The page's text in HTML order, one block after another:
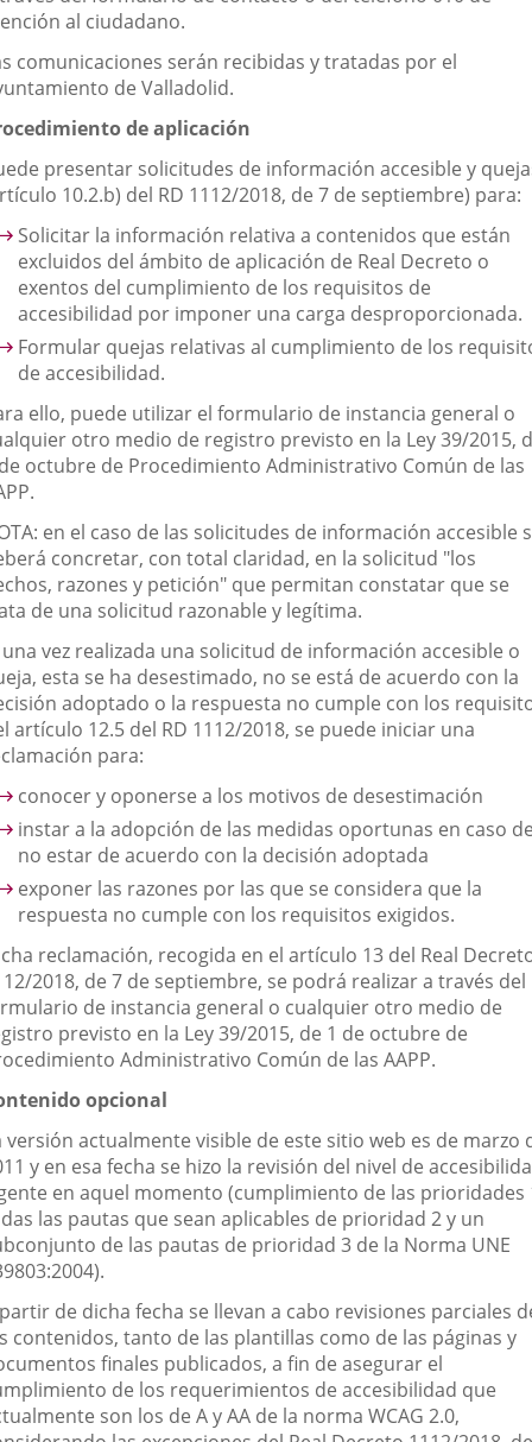
al ciudadano.
comunicaciones serán recibidas y tratadas por el
de Valladolid.
de aplicación
presentar solicitudes de información accesible y
10.2.b) del RD 1112/2018, de 7 de septiembre) para:
Solicitar la información relativa a contenidos que están
excluidos del ámbito de aplicación de Real Decreto o
exentos del cumplimiento de los requisitos de
accesibilidad por imponer una carga desproporcionada.
Formular quejas relativas al cumplimiento de los
de accesibilidad.
ello, puede utilizar el formulario de instancia general o
otro medio de registro previsto en la Ley 39/2015,
octubre de Procedimiento Administrativo Común de las
en el caso de las solicitudes de información accesible
concretar, con total claridad, en la solicitud "los
razones y petición" que permitan constatar que se
de una solicitud razonable y legítima.
una vez realizada una solicitud de información accesible o
esta se ha desestimado, no se está de acuerdo con la
adoptado o la respuesta no cumple con los
artículo 12.5 del RD 1112/2018, se puede iniciar una
para:
conocer y oponerse a los motivos de desestimación
instar a la adopción de las medidas oportunas en caso
no estar de acuerdo con la decisión adoptada
exponer las razones por las que se considera que la
respuesta no cumple con los requisitos exigidos.
reclamación, recogida en el artículo 13 del Real
2018, de 7 de septiembre, se podrá realizar a través del
de instancia general o cualquier otro medio de
previsto en la Ley 39/2015, de 1 de octubre de
Administrativo Común de las AAPP.
opcional
versión actualmente visible de este sitio web es de marzo
y en esa fecha se hizo la revisión del nivel de
en aquel momento (cumplimiento de las prioridades
las pautas que sean aplicables de prioridad 2 y un
de las pautas de prioridad 3 de la Norma UNE
de dicha fecha se llevan a cabo revisiones parciales
contenidos, tanto de las plantillas como de las páginas y
finales publicados, a fin de asegurar el
de los requerimientos de accesibilidad que
son los de A y AA de la norma WCAG 2.0,